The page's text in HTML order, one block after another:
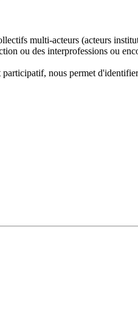
multi-acteurs (acteurs
ou des interprofessions ou
nous permet